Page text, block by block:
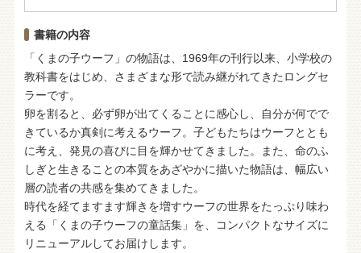
書籍の内容
「くまの子ウーフ」の物語は、1969年の刊行以来、小学校の
教科書をはじめ、さまざまな形で読み継がれてきたロングセ
ラーです。
卵を割ると、必ず卵が出てくることに感心し、自分が何でで
きているか真剣に考えるウーフ。子どもたちはウーフととも
に考え、発見の喜びに目を輝かせてきました。また、命のふ
しぎと生きることの本質をあざやかに描いた物語は、幅広い
層の読者の共感を集めてきました。
時代を経てますます輝きを増すウーフの世界をたっぷり味わ
える「くまの子ウーフの童話集」を、コンパクトなサイズに
リニューアルしてお届けします。